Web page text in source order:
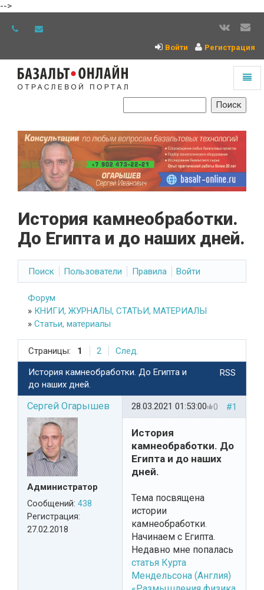
-->
Войти Регистрация
История камнеобработки.
До Египта и до наших дней.
Поиск Пользователи Правила Войти
Форум
» КНИГИ, ЖУРНАЛЫ, СТАТЬИ, МАТЕРИАЛЫ
» Статьи, материалы
Страницы: 1 2 След.
RSS
История камнеобработки. До Египта и
до наших дней.
Сергей Огарышев
Администратор
Сообщений: 438
Регистрация:
27.02.2018
#1
0
28.03.2021 01:53:00
История
камнеобработки. До
Египта и до наших
дней.
Тема посвящена
истории
камнеобработки.
Начинаем с Египта.
Недавно мне попалась
статья Курта
Мендельсона (Англия)